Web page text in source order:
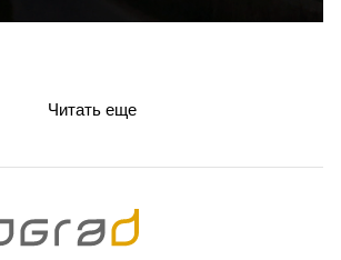
Читать еще